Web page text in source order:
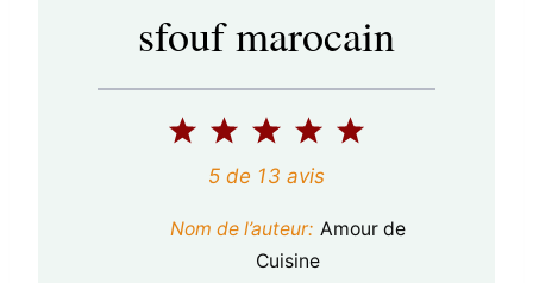
sfouf marocain
5
t
4
é
t
3
é
t
o
2
é
t
1
é
t
5 de 13 avis
Nom de l’auteur: Amour de
Cuisine